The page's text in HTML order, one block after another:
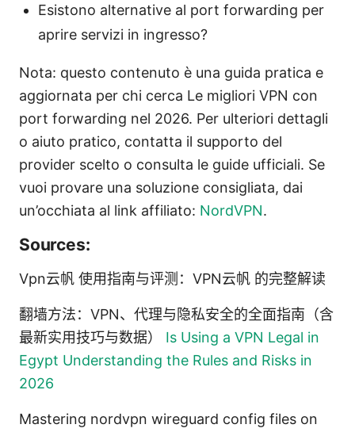
Esistono alternative al port forwarding per
aprire servizi in ingresso?
Nota: questo contenuto è una guida pratica e
aggiornata per chi cerca Le migliori VPN con
port forwarding nel 2026. Per ulteriori dettagli
o aiuto pratico, contatta il supporto del
provider scelto o consulta le guide ufficiali. Se
vuoi provare una soluzione consigliata, dai
un’occhiata al link affiliato: NordVPN.
Sources:
Vpn云帆 使用指南与评测：VPN云帆 的完整解读
翻墙方法：VPN、代理与隐私安全的全面指南（含
最新实用技巧与数据） Is Using a VPN Legal in
Egypt Understanding the Rules and Risks in
2026
Mastering nordvpn wireguard config files on